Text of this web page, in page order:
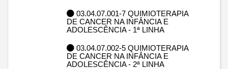
03.04.07.001-7 QUIMIOTERAPIA
DE CANCER NA INFÂNCIA E
ADOLESCÊNCIA - 1ª LINHA
03.04.07.002-5 QUIMIOTERAPIA
DE CANCER NA INFÂNCIA E
ADOLESCÊNCIA - 2ª LINHA